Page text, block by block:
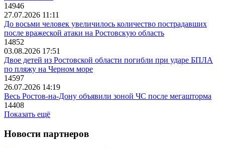
14946
27.07.2026 11:11
До восьми человек увеличилось количество пострадавших
после вражеской атаки на Ростовскую область
14852
03.08.2026 17:51
Двое детей из Ростовской области погибли при ударе БПЛА
по пляжу на Черном море
14597
26.07.2026 14:19
Весь Ростов-на-Дону объявили зоной ЧС после мегашторма
14408
Показать ещё
Новости партнеров